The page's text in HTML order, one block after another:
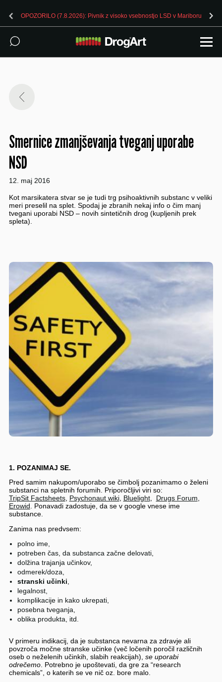
OPOZORILO (7.8.2026): Pivnik z visoko vsebnostjo LSD v
Smernice zmanjševanja tveganj uporabe
NSD
12. maj 2016
Kot marsikatera stvar se je tudi trg psihoaktivnih substanc v veliki
meri preselil na splet. Spodaj je zbranih nekaj info o čim manj
tvegani uporabi NSD – novih sintetičnih drog (kupljenih prek
spleta).
1. POZANIMAJ SE.
Pred samim nakupom/uporabo se čimbolj pozanimamo o želeni
substanci na spletnih forumih. Priporočljivi viri so:
TripSit Factsheets, Psychonaut wiki, Bluelight, Drugs Forum,
Erowid. Ponavadi zadostuje, da se v google vnese ime
substance.
Zanima nas predvsem:
polno ime,
potreben čas, da substanca začne delovati,
dolžina trajanja učinkov,
odmerek/doza,
stranski učinki
legalnost,
komplikacije in kako ukrepati,
posebna tveganja,
oblika produkta, itd.
V primeru indikacij, da je substanca nevarna za zdravje ali
povzroča močne stranske učinke (več ločenih poročil različnih
oseb o neželenih učinkih, slabih reakcijah), se uporabi
odrečemo. Potrebno je upoštevati, da gre za “research
chemicals”, o katerih se ve nič oz. bore malo.